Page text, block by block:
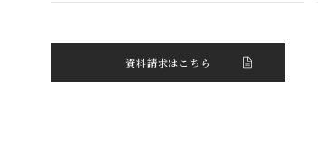
資料請求はこちら